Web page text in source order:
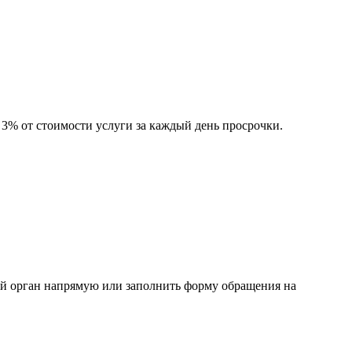
от стоимости услуги за каждый день просрочки.
орган напрямую или заполнить форму обращения на